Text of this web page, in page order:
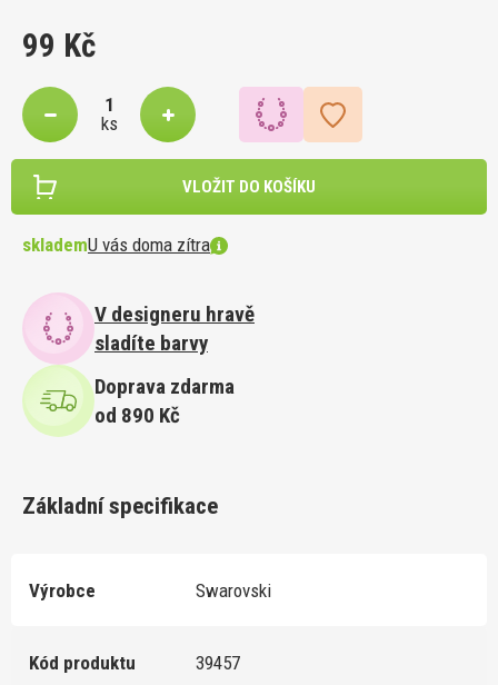
99 Kč
ks
VLOŽIT DO KOŠÍKU
sklademU vás doma zítra
V designeru hravě
sladíte barvy
Doprava zdarma
od 890 Kč
Základní specifikace
Výrobce Swarovski
Kód produktu 39457